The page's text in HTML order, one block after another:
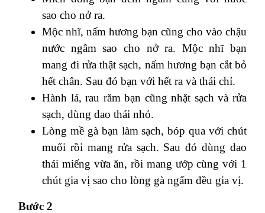
sao cho nở ra.
Mộc nhĩ, nấm hương bạn cũng cho vào chậu
nước ngâm sao cho nở ra. Mộc nhĩ bạn
mang đi rửa thật sạch, nấm hương bạn cắt bỏ
hết chân. Sau đó bạn với hết ra và thái chỉ.
Hành lá, rau răm bạn cũng nhặt sạch và rửa
sạch, dùng dao thái nhỏ.
Lòng mề gà bạn làm sạch, bóp qua với chút
muối rồi mang rửa sạch. Sau đó dùng dao
thái miếng vừa ăn, rồi mang ướp cùng với 1
chút gia vị sao cho lòng gà ngấm đều gia vị.
Bước 2